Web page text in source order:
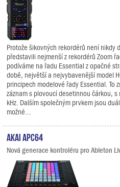
Protože šikovných rekordérů není nikdy
představili nejmenší z rekordérů Zoom
podíváme na řadu Essential z opačné
době, největší a nejvybavenější model
principech modelové řady Essential. To
záznam s plovoucí desetinnou čárkou,
kHz. Dalším společným prvkem jsou
možné...
Akai APC64
Nová generace kontroléru pro Ableton